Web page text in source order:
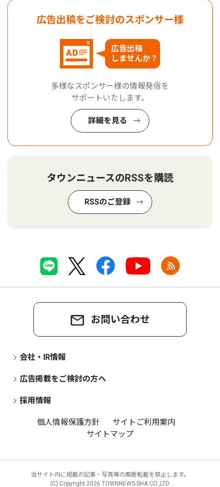
広告出稿をご検討のスポンサー様
広告出稿
しませんか？
多様なスポンサー様の情報発信を
サポートいたします。
詳細を見る
タウンニュースのRSSを購読
RSSのご登録
お問い合わせ
会社・IR情報
広告掲載をご検討の方へ
採用情報
個人情報保護方針
サイトご利用案内
サイトマップ
当サイト内に掲載の記事・写真等の無断転載を禁止します。
(C) Copyright 2026 TOWNNEWS-SHA CO.,LTD.